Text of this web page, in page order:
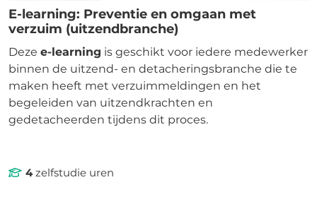
E-learning: Preventie en omgaan met
verzuim (uitzendbranche)
Deze e-learning is geschikt voor iedere medewerker
binnen de uitzend- en detacheringsbranche die te
maken heeft met verzuimmeldingen en het
begeleiden van uitzendkrachten en
gedetacheerden tijdens dit proces.
4zelfstudie uren